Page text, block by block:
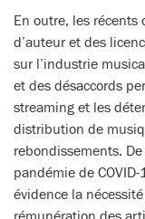
En outre, les
d’auteur et des
sur l’industrie
et des désaccords
streaming et les
distribution de
rebondissements.
pandémie de
évidence la